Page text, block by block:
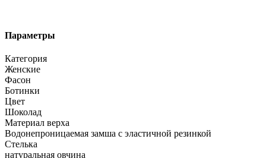
Параметры
Категория
Женские
Фасон
Ботинки
Цвет
Шоколад
Материал верха
Водонепроницаемая замша с эластичной резинкой
Стелька
натуральная овчина